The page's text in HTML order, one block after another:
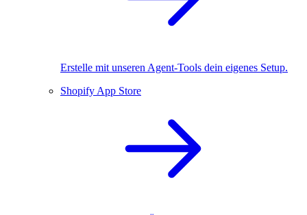
Erstelle mit unseren Agent-Tools dein eigenes Setup.
Shopify App Store